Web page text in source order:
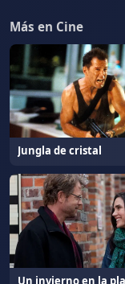
Más en Cine
Jungla de cristal
Un invierno en la